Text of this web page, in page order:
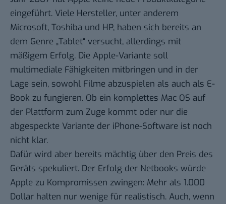
eingeführt. Viele Hersteller, unter anderem
Microsoft, Toshiba und HP, haben sich bereits an
dem Genre „Tablet“ versucht, allerdings mit
mäßigem Erfolg. Die Apple-Variante soll
multimediale Fähigkeiten mitbringen und in der
Lage sein, sowohl Filme abzuspielen als auch als E-
Book zu fungieren. Ob ein komplettes Mac OS auf
der Plattform zum Zuge kommt oder nur die
abgespeckte Variante der iPhone-Software ist noch
nicht klar.
Dafür wird aber bereits mächtig über den Preis des
Geräts spekuliert. Der Erfolg der Netbooks würde
Apple zu Kompromissen zwingen: Mehr als 1.000
Dollar halten nur wenige für realistisch. Auch, wenn